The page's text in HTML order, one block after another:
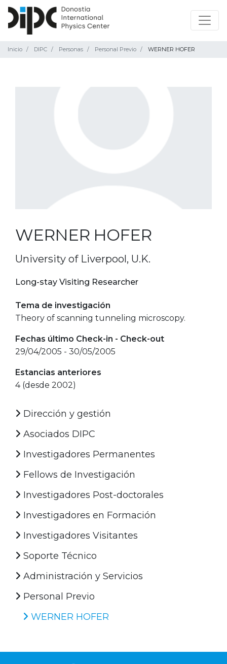
Inicio DIPC Personas Personal Previo WERNER HOFER
WERNER HOFER
University of Liverpool, U.K.
Long-stay Visiting Researcher
Tema de investigación
Theory of scanning tunneling microscopy.
Fechas último Check-in - Check-out
29/04/2005 - 30/05/2005
Estancias anteriores
4 (desde 2002)
Dirección y gestión
Asociados DIPC
Investigadores Permanentes
Fellows de Investigación
Investigadores Post-doctorales
Investigadores en Formación
Investigadores Visitantes
Soporte Técnico
Administración y Servicios
Personal Previo
WERNER HOFER